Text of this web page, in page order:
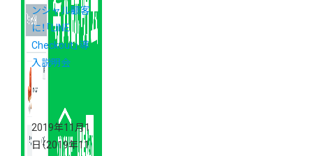
ンシャル顧客
に！「LINE
Checkout」導
入説明会
2019年11月1
日（2019年11